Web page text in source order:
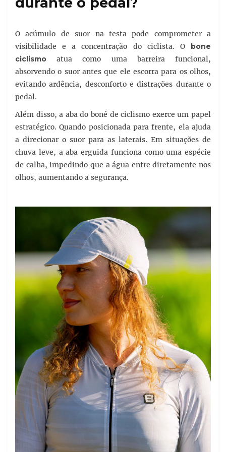
O acúmulo de suor na testa pode comprometer a
visibilidade e a concentração do ciclista. O
bone
ciclismo atua como uma barreira funcional,
absorvendo o suor antes que ele escorra para os olhos,
evitando ardência, desconforto e distrações durante o
pedal.
Além disso, a aba do boné de ciclismo exerce um papel
estratégico. Quando posicionada para frente, ela ajuda
a direcionar o suor para as laterais. Em situações de
chuva leve, a aba erguida funciona como uma espécie
de calha, impedindo que a água entre diretamente nos
olhos, aumentando a segurança.